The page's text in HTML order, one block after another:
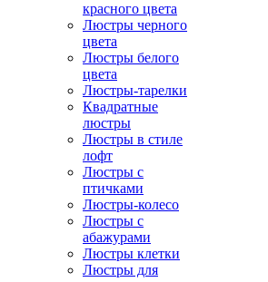
красного цвета
Люстры черного
цвета
Люстры белого
цвета
Люстры-тарелки
Квадратные
люстры
Люстры в стиле
лофт
Люстры с
птичками
Люстры-колесо
Люстры с
абажурами
Люстры клетки
Люстры для